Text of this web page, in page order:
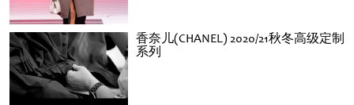
香奈儿(CHANEL) 2020/21秋冬高级定制
系列